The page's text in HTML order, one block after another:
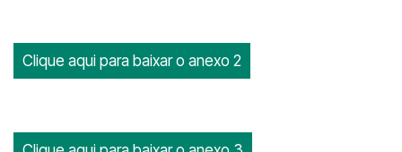
Clique aqui para baixar o anexo 2